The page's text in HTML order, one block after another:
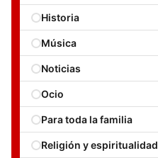
Historia
Música
Noticias
Ocio
Para toda la familia
Religión y espiritualidad